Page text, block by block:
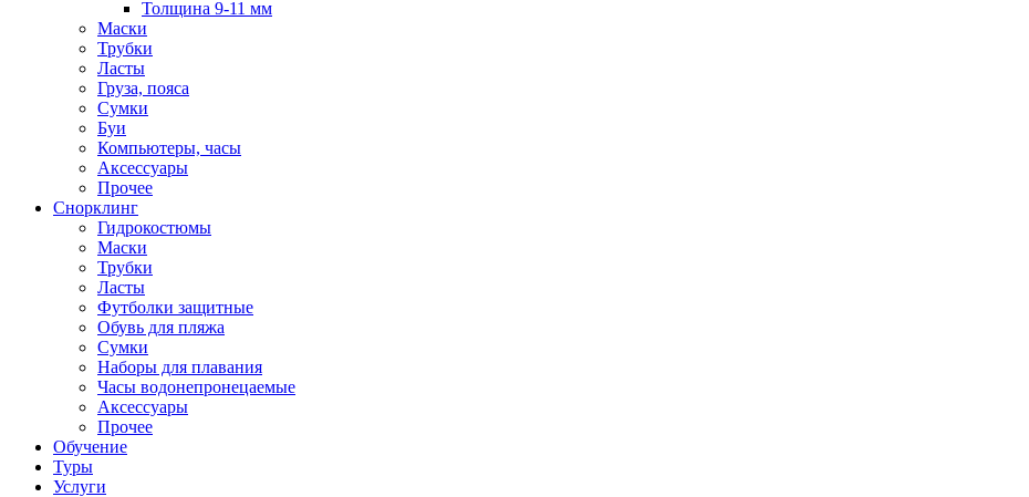
Толщина 9-11 мм
Маски
Трубки
Ласты
Груза, пояса
Сумки
Буи
Компьютеры, часы
Аксессуары
Прочее
Снорклинг
Гидрокостюмы
Маски
Трубки
Ласты
Футболки защитные
Обувь для пляжа
Сумки
Наборы для плавания
Часы водонепронецаемые
Аксессуары
Прочее
Обучение
Туры
Услуги